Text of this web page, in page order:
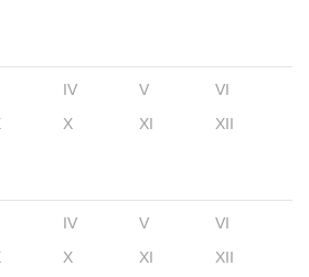
IV V
VI
X XI XII
IV V
VI
X XI XII